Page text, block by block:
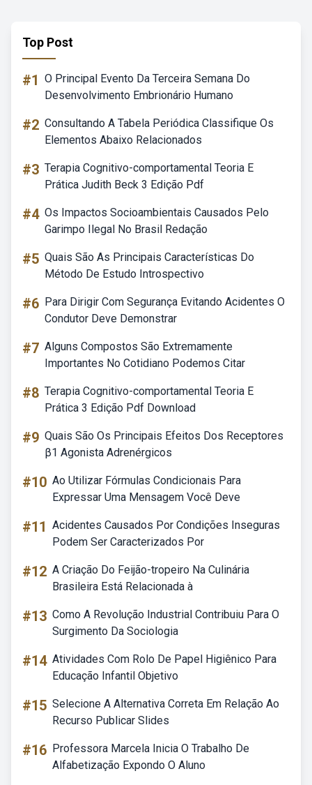
Top Post
#1 O Principal Evento Da Terceira Semana Do
Desenvolvimento Embrionário Humano
#2 Consultando A Tabela Periódica Classifique Os
Elementos Abaixo Relacionados
#3 Terapia Cognitivo-comportamental Teoria E
Prática Judith Beck 3 Edição Pdf
#4 Os Impactos Socioambientais Causados Pelo
Garimpo Ilegal No Brasil Redação
#5 Quais São As Principais Características Do
Método De Estudo Introspectivo
#6 Para Dirigir Com Segurança Evitando Acidentes O
Condutor Deve Demonstrar
#7 Alguns Compostos São Extremamente
Importantes No Cotidiano Podemos Citar
#8 Terapia Cognitivo-comportamental Teoria E
Prática 3 Edição Pdf Download
#9 Quais São Os Principais Efeitos Dos Receptores
β1 Agonista Adrenérgicos
#10 Ao Utilizar Fórmulas Condicionais Para
Expressar Uma Mensagem Você Deve
#11 Acidentes Causados Por Condições Inseguras
Podem Ser Caracterizados Por
#12 A Criação Do Feijão-tropeiro Na Culinária
Brasileira Está Relacionada à
#13 Como A Revolução Industrial Contribuiu Para O
Surgimento Da Sociologia
#14 Atividades Com Rolo De Papel Higiênico Para
Educação Infantil Objetivo
#15 Selecione A Alternativa Correta Em Relação Ao
Recurso Publicar Slides
#16 Professora Marcela Inicia O Trabalho De
Alfabetização Expondo O Aluno